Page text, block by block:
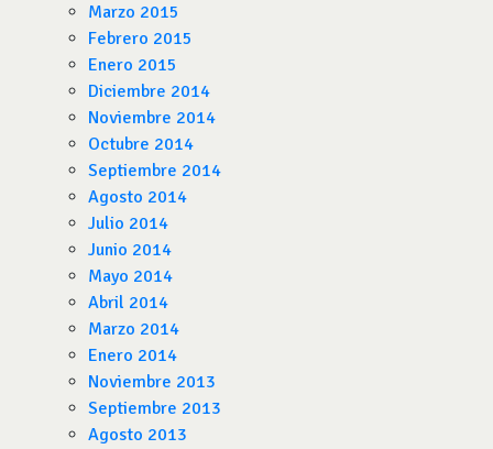
Marzo 2015
Febrero 2015
Enero 2015
Diciembre 2014
Noviembre 2014
Octubre 2014
Septiembre 2014
Agosto 2014
Julio 2014
Junio 2014
Mayo 2014
Abril 2014
Marzo 2014
Enero 2014
Noviembre 2013
Septiembre 2013
Agosto 2013